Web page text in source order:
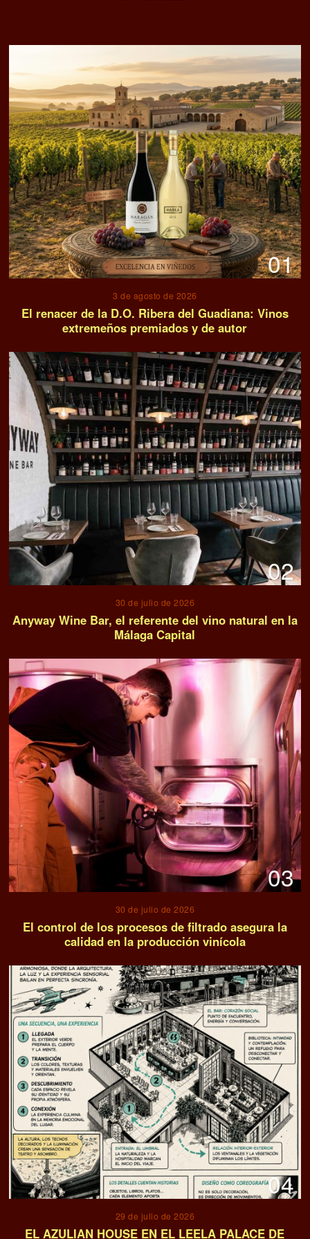
01
3 de agosto de 2026
El renacer de la D.O. Ribera del Guadiana: Vinos
extremeños premiados y de autor
02
30 de julio de 2026
Anyway Wine Bar, el referente del vino natural en la
Málaga Capital
03
30 de julio de 2026
El control de los procesos de filtrado asegura la
calidad en la producción vinícola
04
29 de julio de 2026
EL AZULIAN HOUSE EN EL LEELA PALACE DE